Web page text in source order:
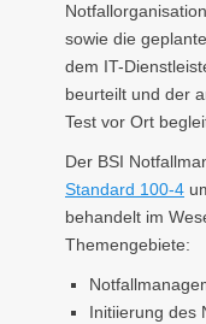
sowie die
dem IT-
beurteilt und der
Test vor Ort
Der BSI
Standard 100-4
behandelt im
Themengebiete:
Initiierung des